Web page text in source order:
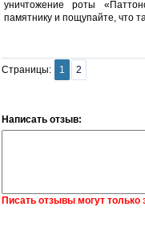
уничтожение роты
памятнику и пощупайте, что
Страницы: 1 2
Написать отзыв:
Писать отзывы могут только